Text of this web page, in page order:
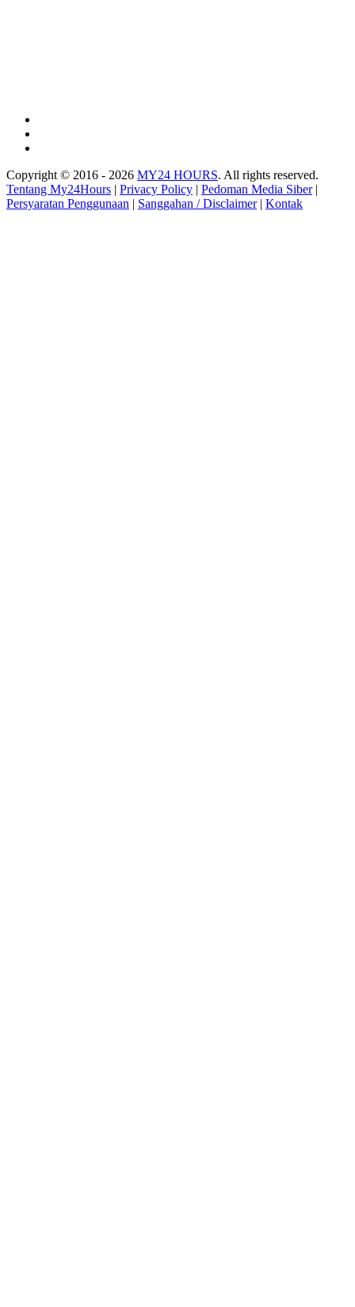
Copyright © 2016 - 2026 MY24 HOURS. All rights reserved.
Tentang My24Hours | Privacy Policy | Pedoman Media Siber|
Persyaratan Penggunaan | Sanggahan / Disclaimer| Kontak